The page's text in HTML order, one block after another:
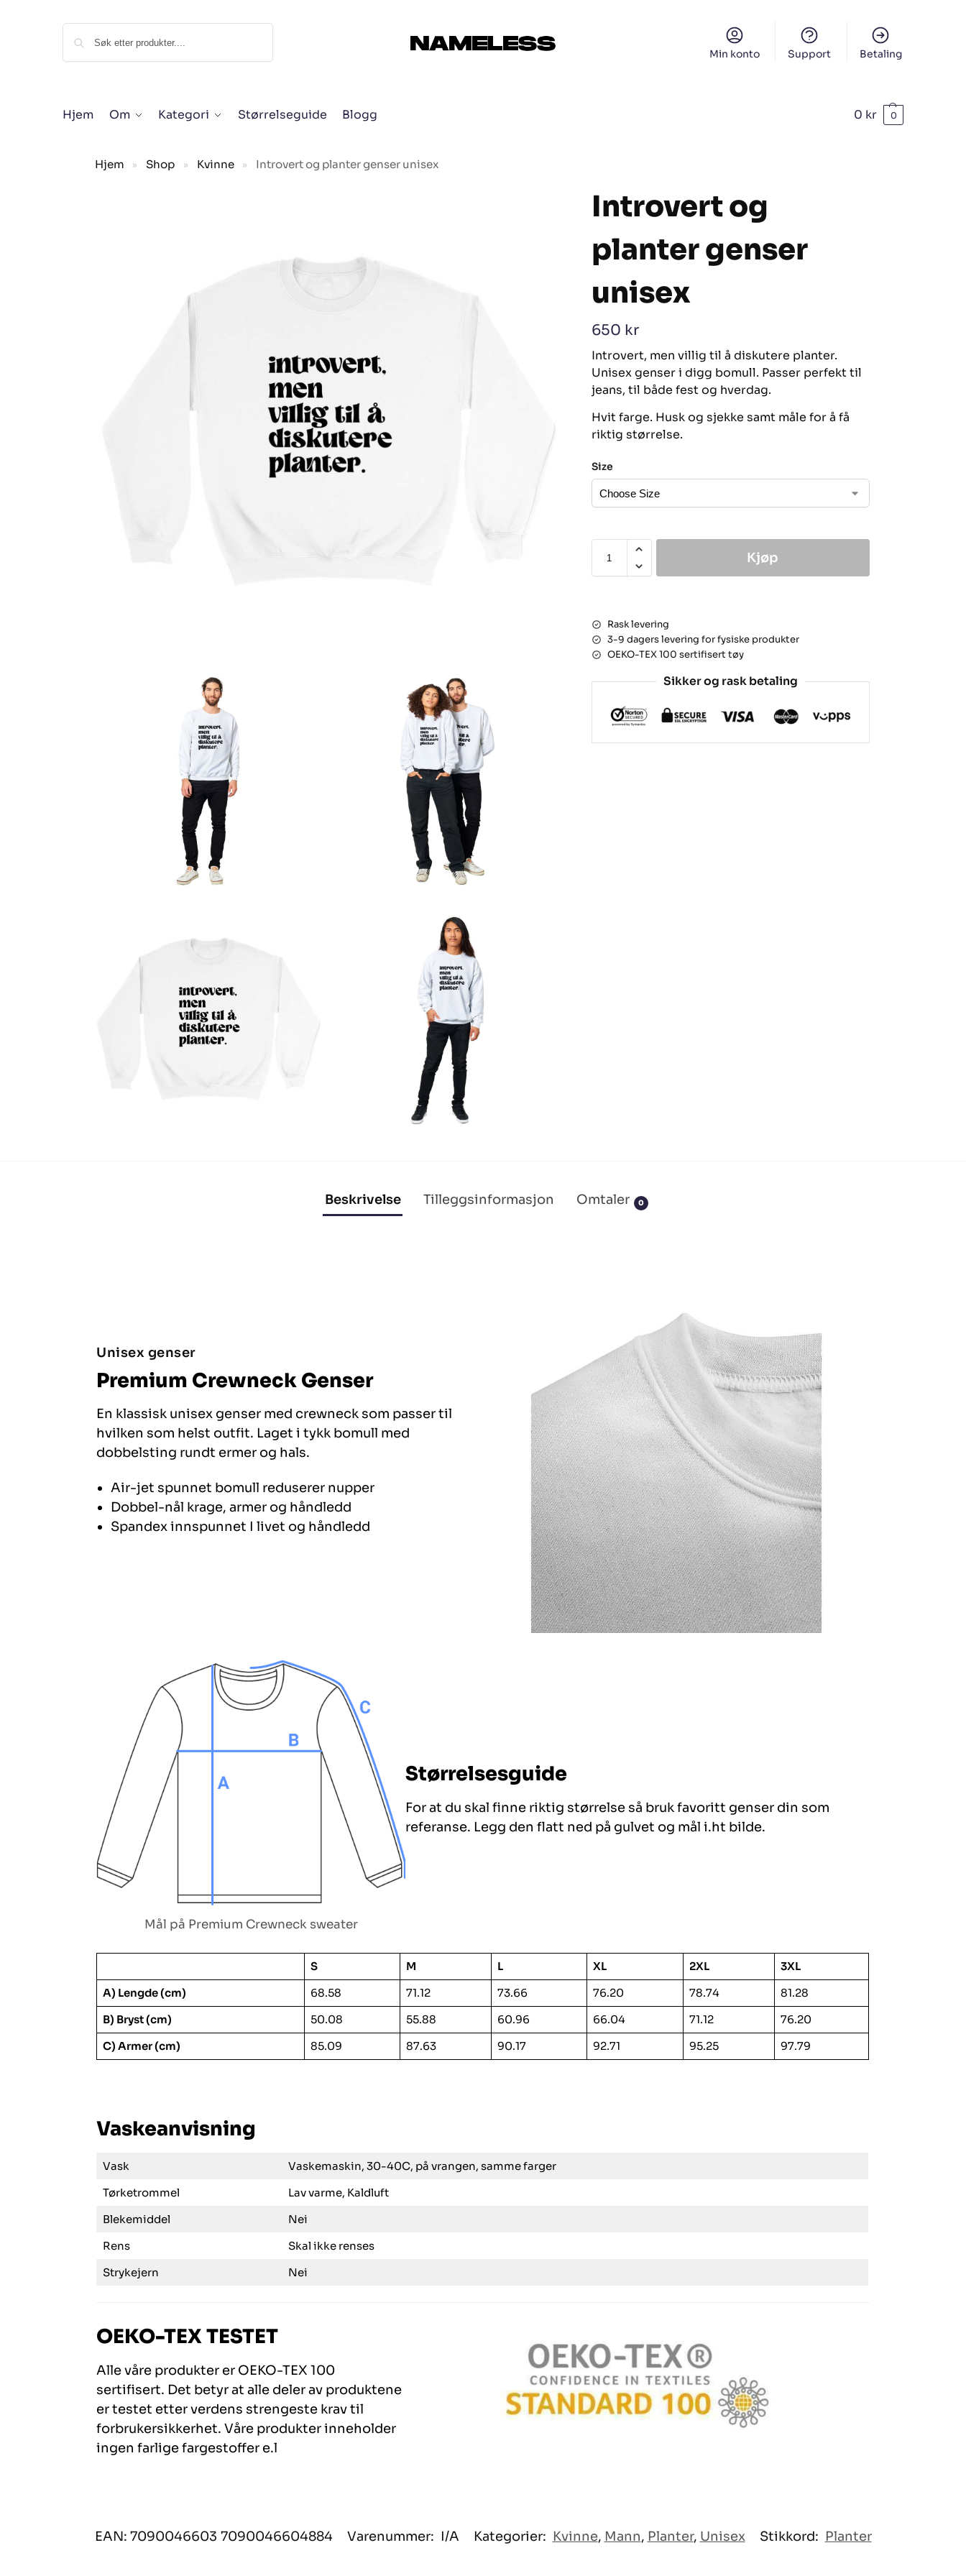
Min konto Support Betaling
Hjem Om Kategori Størrelseguide Blogg 0 kr 0
Hjem » Shop » Kvinne » Introvert og planter genser unisex
Introvert og
planter genser
unisex
650 kr
Introvert, men villig til å diskutere planter.
Unisex genser i digg bomull. Passer perfekt til
jeans, til både fest og hverdag.
Hvit farge. Husk og sjekke samt måle for å få
riktig størrelse.
Size
Kjøp
Rask levering
3-9 dagers levering for fysiske produkter
OEKO-TEX 100 sertifisert tøy
Sikker og rask betaling
Beskrivelse Tilleggsinformasjon Omtaler 0
Unisex genser
Premium Crewneck Genser
En klassisk unisex genser med crewneck som passer til
hvilken som helst outfit. Laget i tykk bomull med
dobbelsting rundt ermer og hals.
Air-jet spunnet bomull reduserer nupper
Dobbel-nål krage, armer og håndledd
Spandex innspunnet I livet og håndledd
Mål på Premium Crewneck sweater
Størrelsesguide
For at du skal finne riktig størrelse så bruk favoritt genser din som
referanse. Legg den flatt ned på gulvet og mål i.ht bilde.
S M L XL 2XL
3XL
A) Lengde (cm)
68.58 71.12 73.66 76.20 78.74
81.28
B) Bryst (cm)
50.08 55.88 60.96 66.04 71.12
76.20
C) Armer (cm)
85.09 87.63 90.17 92.71 95.25 97.79
Vaskeanvisning
Vask
Vaskemaskin, 30-40C, på vrangen, samme farger
Tørketrommel
Lav varme, Kaldluft
Blekemiddel
Nei
Rens
Skal ikke renses
Strykejern
Nei
OEKO-TEX TESTET
Alle våre produkter er OEKO-TEX 100
sertifisert. Det betyr at alle deler av produktene
er testet etter verdens strengeste krav til
forbrukersikkerhet. Våre produkter inneholder
ingen farlige fargestoffer e.l
EAN: 7090046603 7090046604884 Varenummer: I/A Kategorier: Kvinne, Mann, Planter, Unisex Stikkord: Planter